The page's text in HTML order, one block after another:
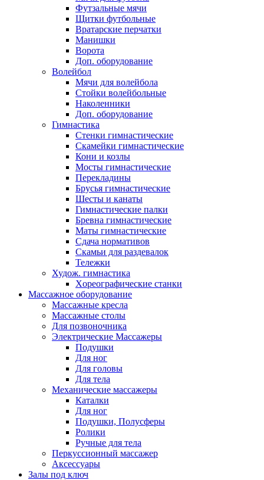
Футзальные мячи
Щитки футбольные
Вратарские перчатки
Манишки
Ворота
Доп. оборудование
Волейбол
Мячи для волейбола
Стойки волейбольные
Наколенники
Доп. оборудование
Гимнастика
Стенки гимнастические
Скамейки гимнастические
Кони и козлы
Мосты гимнастические
Перекладины
Брусья гимнастические
Шесты и канаты
Гимнастические палки
Бревна гимнастические
Маты гимнастические
Сдача нормативов
Скамьи для раздевалок
Тележки
Худож. гимнастика
Xореографические станки
Массажное оборудование
Массажные кресла
Массажные столы
Для позвоночника
Электрические Массажеры
Подушки
Для ног
Для головы
Для тела
Механические массажеры
Каталки
Для ног
Подушки, Полусферы
Ролики
Ручные для тела
Перкуссионный массажер
Аксессуары
Залы под ключ